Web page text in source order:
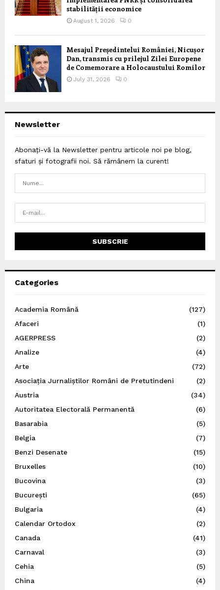
stabilității economice
August 1, 2026 0
Mesajul Președintelui României, Nicușor
Dan, transmis cu prilejul Zilei Europene
de Comemorare a Holocaustului Romilor
July 31, 2026 0
Newsletter
Abonați-vă la Newsletter pentru articole noi pe blog,
sfaturi și fotografii noi. Să rămânem la curent!
Categories
Academia Română
(127)
Afaceri
(1)
AGERPRESS
(2)
Analize
(4)
Arte
(72)
Asociația Jurnaliștilor Români de Pretutindeni
(2)
Austria
(34)
Autoritatea Electorală Permanentă
(6)
Basarabia
(5)
Belgia
(7)
Benzi Desenate
(15)
Bruxelles
(10)
Bucovina
(3)
București
(65)
Bulgaria
(4)
Calendar Ortodox
(2)
Canada
(41)
Carnaval
(3)
Cehia
(5)
China
(4)